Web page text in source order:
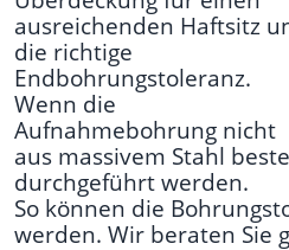
ausreichenden Haftsitz
die richtige
Endbohrungstoleranz.
Wenn die
Aufnahmebohrung nicht
aus massivem Stahl
durchgeführt werden.
So können die
werden. Wir beraten Sie